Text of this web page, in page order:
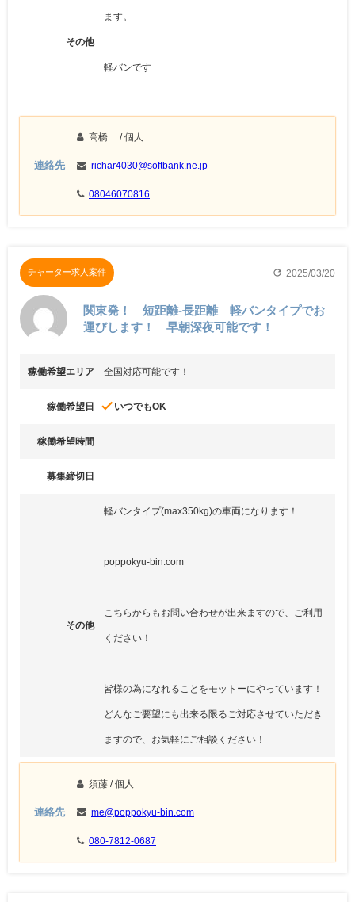
その他
ます。
軽バンです
連絡先
高橋 / 個人
richar4030@softbank.ne.jp
08046070816
チャーター求人案件 refresh 2025/03/20
関東発！ 短距離-長距離 軽バンタイプでお
運びします！ 早朝深夜可能です！
稼働希望エリア 全国対応可能です！
稼働希望日 done いつでもOK
稼働希望時間
募集締切日
その他
軽バンタイプ(max350kg)の車両になります！
poppokyu-bin.com
こちらからもお問い合わせが出来ますので、ご利用
ください！
皆様の為になれることをモットーにやっています！
どんなご要望にも出来る限るご対応させていただき
ますので、お気軽にご相談ください！
連絡先
須藤 / 個人
me@poppokyu-bin.com
080-7812-0687